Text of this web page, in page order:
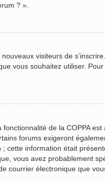
? ».
visiteurs de
vous souhaitez utiliser.
de la COPPA
forums exigeront
information était
vous avez probablement
courrier électronique que